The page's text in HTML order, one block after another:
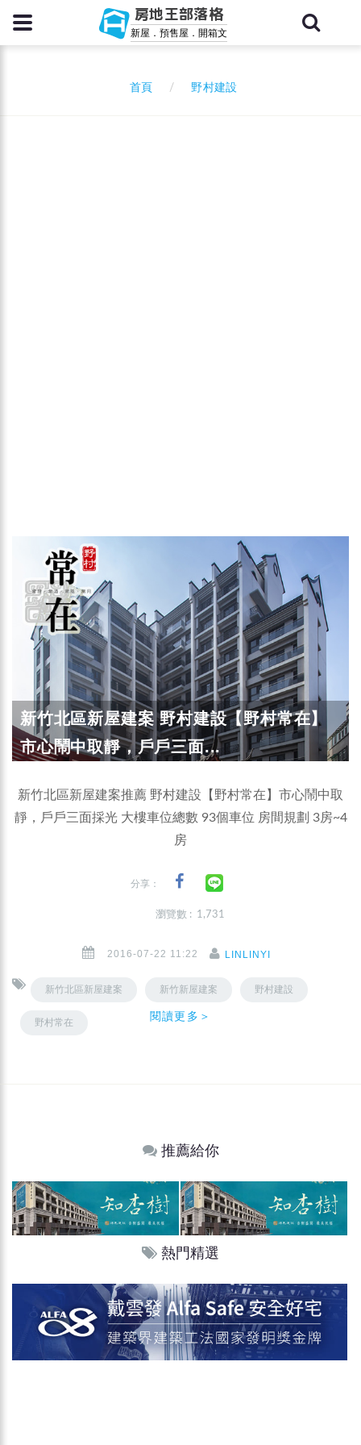
房地王部落格
新屋．預售屋．開箱文
首頁 野村建設
新竹北區新屋建案 野村建設【野村常在】
市心鬧中取靜，戶戶三面...
新竹北區新屋建案推薦 野村建設【野村常在】市心鬧中取
靜，戶戶三面採光 大樓車位總數 93個車位 房間規劃 3房~4
房
分享：
瀏覽數 : 1,731
2016-07-22 11:22 LINLINYI
新竹北區新屋建案 新竹新屋建案 野村建設
野村常在 閱讀更多＞
推薦給你
熱門精選